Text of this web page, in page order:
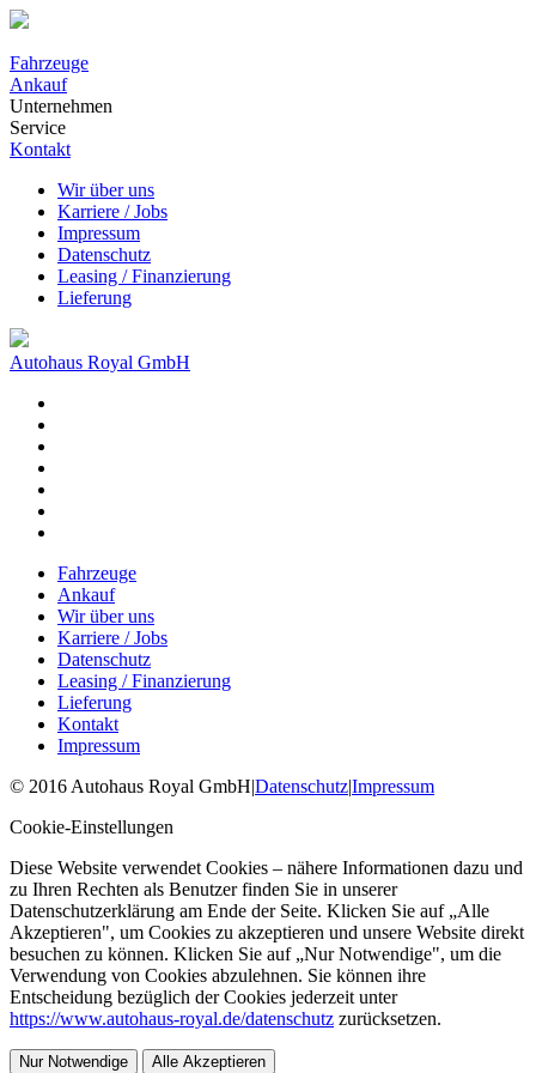
Fahrzeuge
Ankauf
Unternehmen
Service
Kontakt
Wir über uns
Karriere / Jobs
Impressum
Datenschutz
Leasing / Finanzierung
Lieferung
Autohaus Royal GmbH
Fahrzeuge
Ankauf
Wir über uns
Karriere / Jobs
Datenschutz
Leasing / Finanzierung
Lieferung
Kontakt
Impressum
© 2016 Autohaus Royal GmbH|Datenschutz|Impressum
Cookie-Einstellungen
Diese Website verwendet Cookies – nähere Informationen dazu und
zu Ihren Rechten als Benutzer finden Sie in unserer
Datenschutzerklärung am Ende der Seite. Klicken Sie auf „Alle
Akzeptieren", um Cookies zu akzeptieren und unsere Website direkt
besuchen zu können. Klicken Sie auf „Nur Notwendige", um die
Verwendung von Cookies abzulehnen. Sie können ihre
Entscheidung bezüglich der Cookies jederzeit unter
https://www.autohaus-royal.de/datenschutz zurücksetzen.
Nur Notwendige Alle Akzeptieren